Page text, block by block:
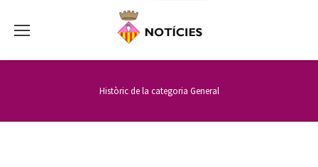
Històric de la categoria General